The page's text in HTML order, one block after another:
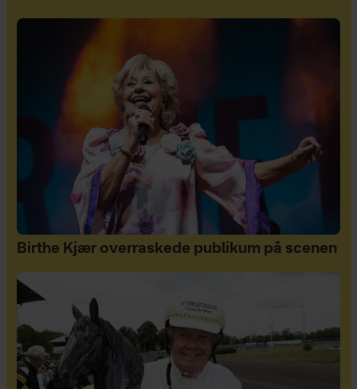
Birthe Kjær overraskede publikum på scenen